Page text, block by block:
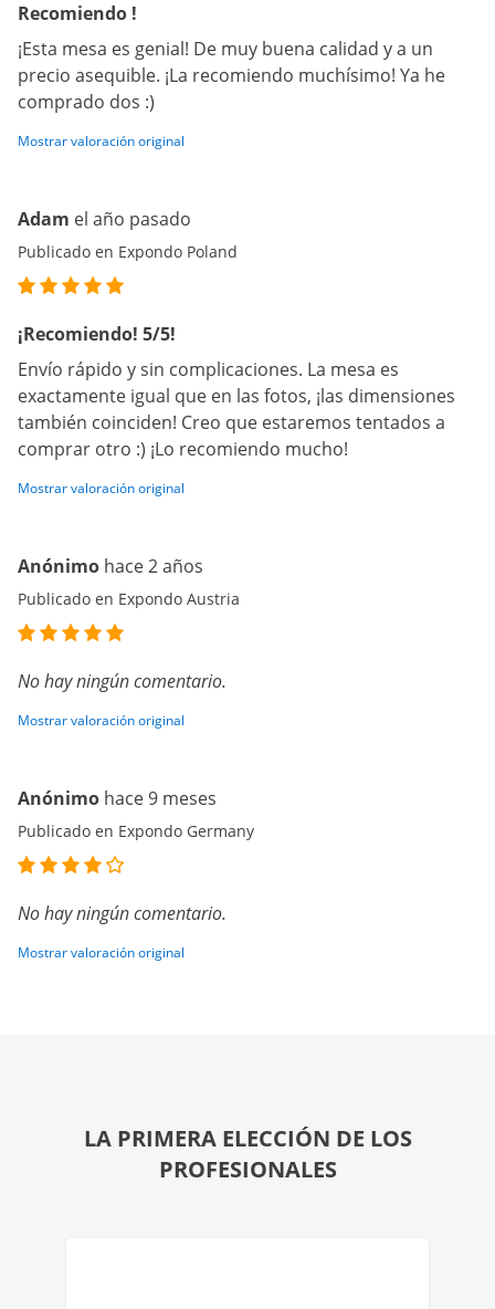
Recomiendo !
¡Esta mesa es genial! De muy buena calidad y a un
precio asequible. ¡La recomiendo muchísimo! Ya he
comprado dos :)
Mostrar valoración original
Adam el año pasado
Publicado en Expondo Poland
¡Recomiendo! 5/5!
Envío rápido y sin complicaciones. La mesa es
exactamente igual que en las fotos, ¡las dimensiones
también coinciden! Creo que estaremos tentados a
comprar otro :) ¡Lo recomiendo mucho!
Mostrar valoración original
Anónimo hace 2 años
Publicado en Expondo Austria
No hay ningún comentario.
Mostrar valoración original
Anónimo hace 9 meses
Publicado en Expondo Germany
No hay ningún comentario.
Mostrar valoración original
LA PRIMERA ELECCIÓN DE LOS
PROFESIONALES